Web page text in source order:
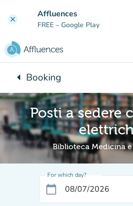
clear Affluences
FREE – Google Play
arrow_leftBack to:
Booking
Posti a sedere
Biblioteca Medicina
For which day?
calendar_today